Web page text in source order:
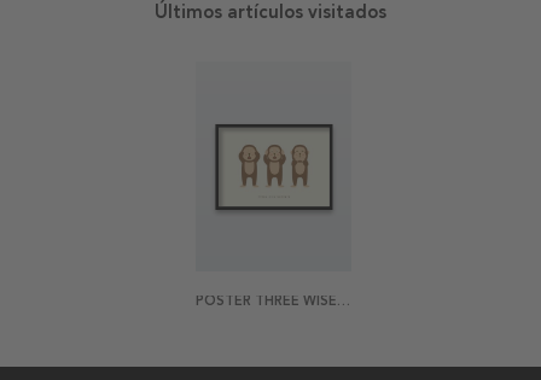
Últimos artículos visitados
POSTER THREE WISE MONKEYS